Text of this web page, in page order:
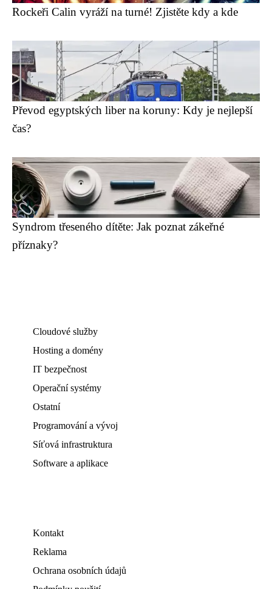
Rockeři Calin vyráží na turné! Zjistěte kdy a kde
Převod egyptských liber na koruny: Kdy je nejlepší
čas?
Syndrom třeseného dítěte: Jak poznat zákeřné
příznaky?
Cloudové služby
Hosting a domény
IT bezpečnost
Operační systémy
Ostatní
Programování a vývoj
Síťová infrastruktura
Software a aplikace
Kontakt
Reklama
Ochrana osobních údajů